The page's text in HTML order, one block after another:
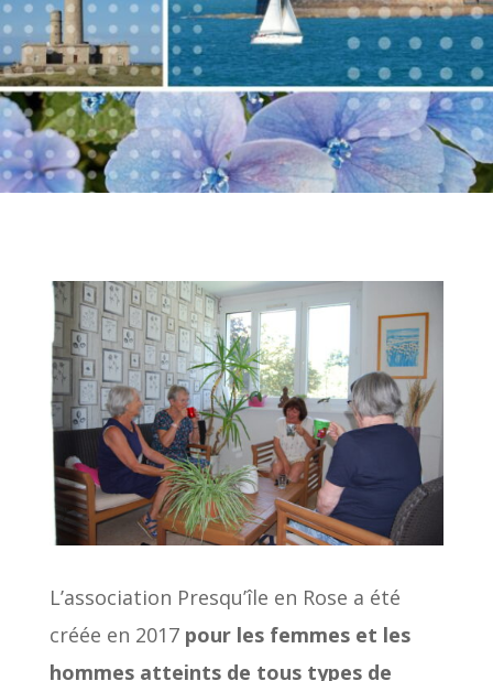
L’association Presqu’île en Rose a été
créée en 2017 pour les femmes et les
hommes atteints de tous types de